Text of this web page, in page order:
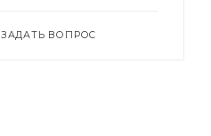
ЗАДАТЬ ВОПРОС